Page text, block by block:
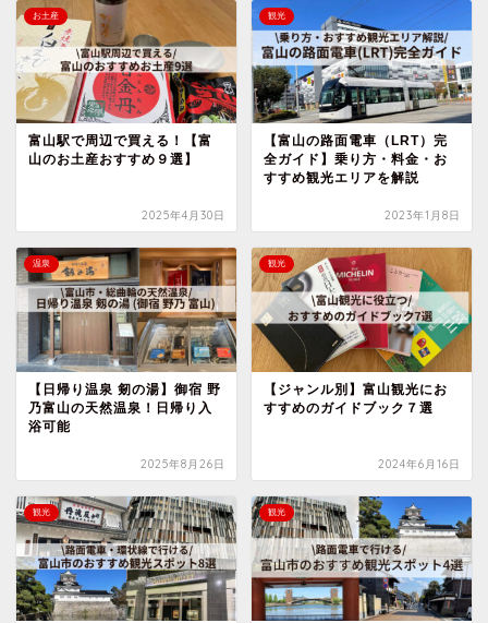
お土産
富山駅で周辺で買える！【富
山のお土産おすすめ９選】
2025年4月30日
観光
【富山の路面電車（LRT）完
全ガイド】乗り方・料金・お
すすめ観光エリアを解説
2023年1月8日
温泉
【日帰り温泉 剱の湯】御宿 野
乃富山の天然温泉！日帰り入
浴可能
2025年8月26日
観光
【ジャンル別】富山観光にお
すすめのガイドブック７選
2024年6月16日
観光 観光